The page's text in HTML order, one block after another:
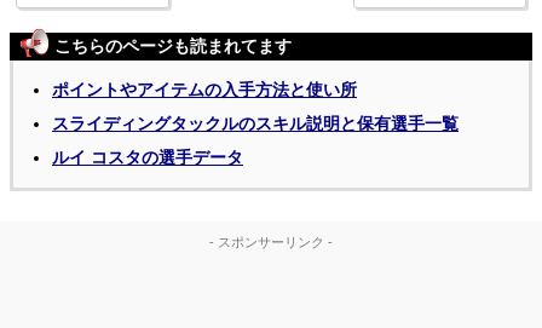
こちらのページも読まれてます
ポイントやアイテムの入手方法と使い所
スライディングタックルのスキル説明と保有選手一覧
ルイ コスタの選手データ
- スポンサーリンク -